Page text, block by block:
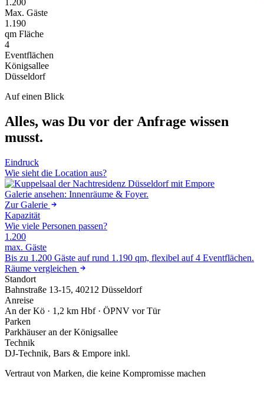
Max. Gäste
1.190
qm Fläche
4
Eventflächen
Königsallee
Düsseldorf
Auf einen Blick
Alles, was Du vor der Anfrage wissen
musst.
Eindruck
Wie sieht die Location aus?
Galerie ansehen: Innenräume & Foyer.
Zur Galerie
Kapazität
Wie viele Personen passen?
1.200
max. Gäste
Bis zu 1.200 Gäste auf rund 1.190 qm, flexibel auf 4 Eventflächen.
Räume vergleichen
Standort
Bahnstraße 13-15, 40212 Düsseldorf
Anreise
An der Kö · 1,2 km Hbf · ÖPNV vor Tür
Parken
Parkhäuser an der Königsallee
Technik
DJ-Technik, Bars & Empore inkl.
Vertraut von Marken, die keine Kompromisse machen